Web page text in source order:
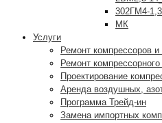
302ГМ4-
МК
Услуги
Ремонт компрессоров
Ремонт
Проектирование
Аренда воздушных,
Программа Трейд-ин
Замена импортных